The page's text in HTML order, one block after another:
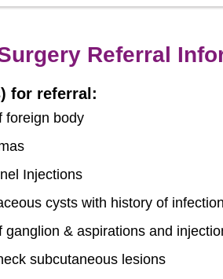
Referral
for referral:
foreign body
Injections
cysts with history of
ganglion & aspirations and
subcutaneous lesions